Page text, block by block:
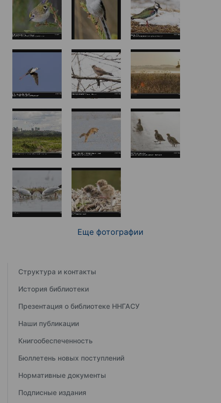
Еще фотографии
Структура и контакты
История библиотеки
Презентация о библиотеке ННГАСУ
Наши публикации
Книгообеспеченность
Бюллетень новых поступлений
Нормативные документы
Подписные издания